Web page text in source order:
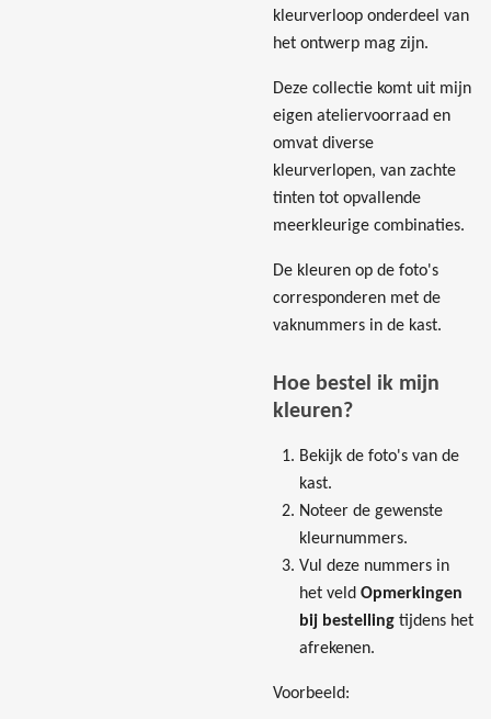
kleurverloop onderdeel van
het ontwerp mag zijn.
Deze collectie komt uit mijn
eigen ateliervoorraad en
omvat diverse
kleurverlopen, van zachte
tinten tot opvallende
meerkleurige combinaties.
De kleuren op de foto's
corresponderen met de
vaknummers in de kast.
Hoe bestel ik mijn
kleuren?
Bekijk de foto's van de
kast.
Noteer de gewenste
kleurnummers.
Vul deze nummers in
het veld Opmerkingen
bij bestelling tijdens het
afrekenen.
Voorbeeld: